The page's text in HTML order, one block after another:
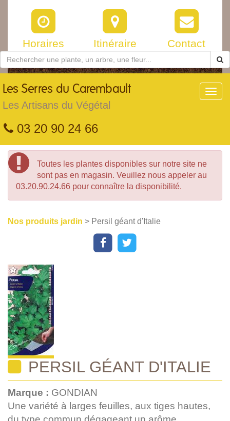
Horaires Itinéraire Contact
Les Serres du Carembault
Les Artisans du Végétal
03 20 90 24 66
Toutes les plantes disponibles sur notre site ne
sont pas en magasin. Veuillez nous appeler au
03.20.90.24.66 pour connaître la disponibilité.
Nos produits jardin > Persil géant d'Italie
PERSIL GÉANT D'ITALIE
Marque : GONDIAN
Une variété à larges feuilles, aux tiges hautes,